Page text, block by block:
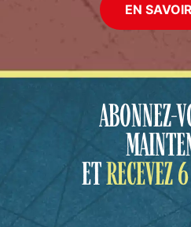
EN
ABONNEZ-
ETRECEVEZ